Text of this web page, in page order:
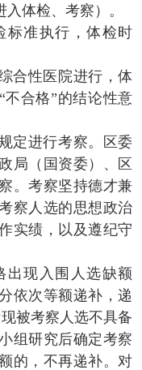
体检、考察）。
标准执行，体检时
合性医院进行，体
不合格”的结论性意
定进行考察。区委
局（国资委）、区
。考察坚持德才兼
察人选的思想政治
实绩，以及遵纪守
出现入围人选缺额
依次等额递补，递
被考察人选不具备
组研究后确定考察
的，不再递补。对